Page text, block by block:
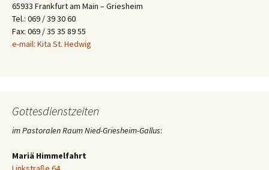
65933 Frankfurt am Main – Griesheim
Tel.: 069 / 39 30 60
Fax: 069 / 35 35 89 55
e-mail: Kita St. Hedwig
Gottesdienstzeiten
im Pastoralen Raum Nied-Griesheim-Gallus:
Mariä Himmelfahrt